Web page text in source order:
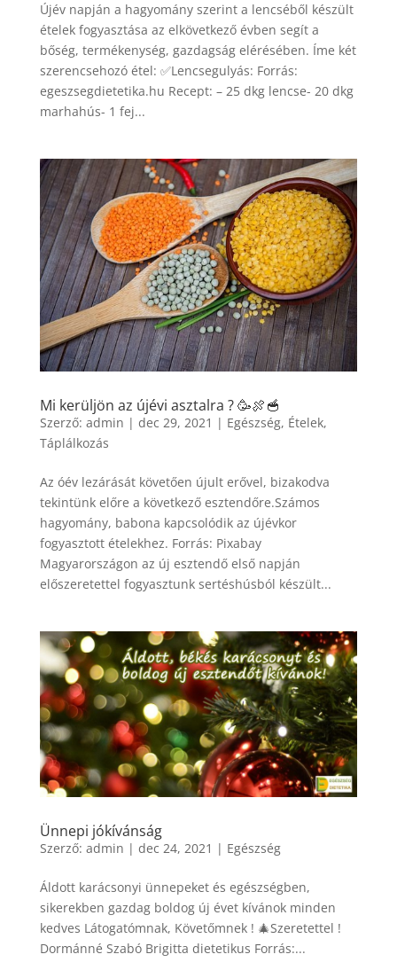
Újév napján a hagyomány szerint a lencséből készült
ételek fogyasztása az elkövetkező évben segít a
bőség, termékenység, gazdagság elérésében. Íme két
szerencsehozó étel: ✅Lencsegulyás: Forrás:
egeszsegdietetika.hu Recept: – 25 dkg lencse- 20 dkg
marhahús- 1 fej...
Mi kerüljön az újévi asztalra ? 🥳🍖🥣
Szerző: admin | dec 29, 2021 | Egészség, Ételek,
Táplálkozás
Az óév lezárását követően újult erővel, bizakodva
tekintünk előre a következő esztendőre.Számos
hagyomány, babona kapcsolódik az újévkor
fogyasztott ételekhez. Forrás: Pixabay
Magyarországon az új esztendő első napján
előszeretettel fogyasztunk sertéshúsból készült...
Ünnepi jókívánság
Szerző: admin | dec 24, 2021 | Egészség
Áldott karácsonyi ünnepeket és egészségben,
sikerekben gazdag boldog új évet kívánok minden
kedves Látogatómnak, Követőmnek ! 🎄Szeretettel !
Dormánné Szabó Brigitta dietetikus Forrás:...